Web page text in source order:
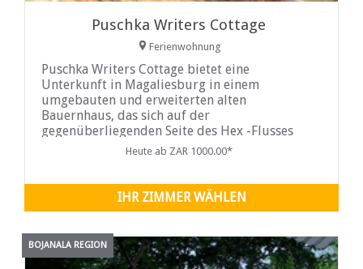
Puschka Writers Cottage
Ferienwohnung
Puschka Writers Cottage bietet eine
Unterkunft in Magaliesburg in einem
umgebauten und erweiterten alten
Bauernhaus, das sich auf der
gegenüberliegenden Seite des Hex -Flusses
zum Haupthaus befindet. Puschka Writer's
Magaliesburg hat ein
Heute ab ZAR 1000.00*
IHR ZIMMER WÄHLEN
BOJANALA REGION